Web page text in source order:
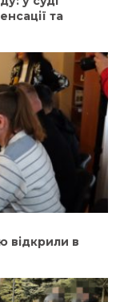
та
відкрили в